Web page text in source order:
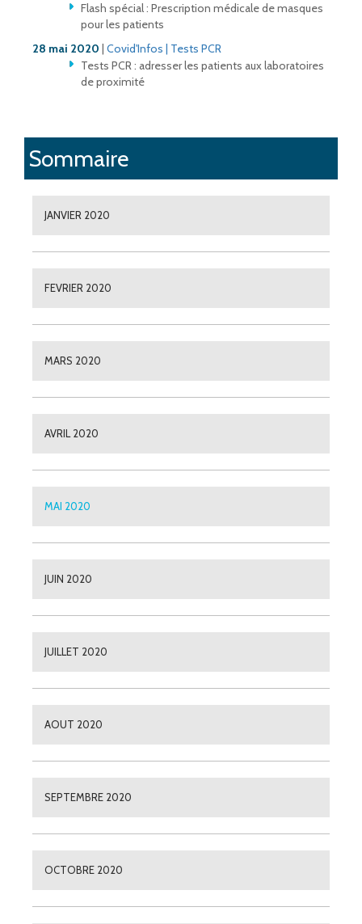
Flash spécial : Prescription médicale de masques
pour les patients
28 mai 2020 | Covid'Infos | Tests PCR
Tests PCR : adresser les patients aux laboratoires
de proximité
Sommaire
JANVIER 2020
FEVRIER 2020
MARS 2020
AVRIL 2020
MAI 2020
JUIN 2020
JUILLET 2020
AOUT 2020
SEPTEMBRE 2020
OCTOBRE 2020